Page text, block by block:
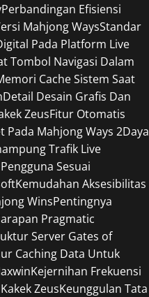
Perbandingan Efisiensi
Mahjong WaysStandar
Pada Platform Live
Tombol Navigasi Dalam
Cache Sistem Saat
Detail Desain Grafis Dan
ZeusFitur Otomatis
Mahjong Ways 2Daya
Trafik Live
Sesuai
Kemudahan Aksesibilitas
WinsPentingnya
Pragmatic
Server Gates of
Caching Data Untuk
Kejernihan Frekuensi
ZeusKeunggulan Tata